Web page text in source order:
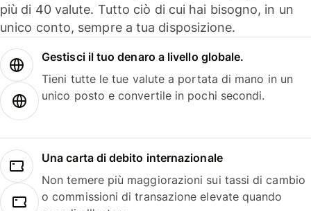
più di 40 valute. Tutto ciò di cui hai bisogno, in un
unico conto, sempre a tua disposizione.
Gestisci il tuo denaro a livello globale.
Tieni tutte le tue valute a portata di mano in un
unico posto e convertile in pochi secondi.
Una carta di debito internazionale
Non temere più maggiorazioni sui tassi di cambio
o commissioni di transazione elevate quando